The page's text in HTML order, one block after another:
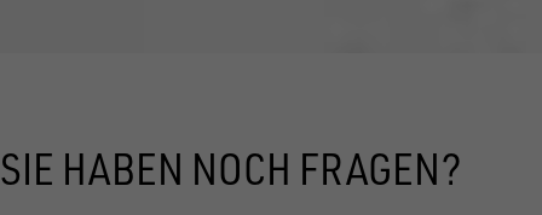
SIE HABEN NOCH FRAGEN?